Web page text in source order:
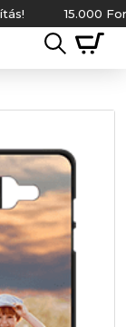
15.000